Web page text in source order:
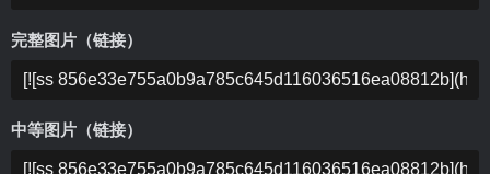
完整图片（链接）
中等图片（链接）